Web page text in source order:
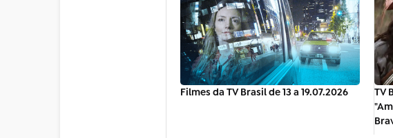
Filmes da TV Brasil de 13 a 19.07.2026
TV